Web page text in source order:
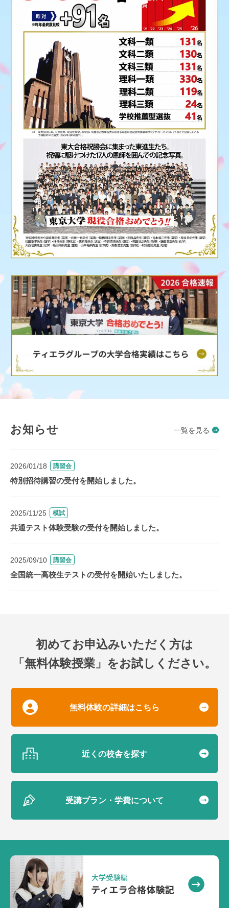
お知らせ 一覧を見る
2026/01/18 講習会
特別招待講習の受付を開始しました。
2025/11/25 模試
共通テスト体験受験の受付を開始しました。
2025/09/10 講習会
全国統一高校生テストの受付を開始いたしました。
初めてお申込みいただく方は
「無料体験授業」をお試しください。
無料体験の詳細はこちら
近くの校舎を探す
受講プラン・学費について